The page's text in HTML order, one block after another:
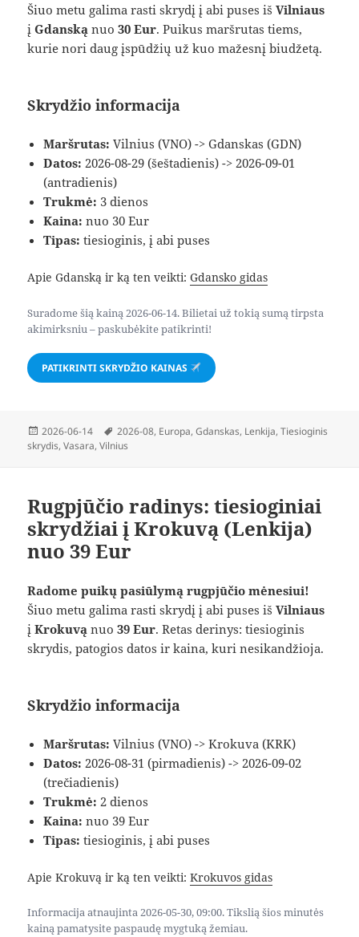
Šiuo metu galima rasti skrydį į abi puses išVilniaus
įGdanską nuo30 Eur. Puikus maršrutas tiems,
kurie nori daug įspūdžių už kuo mažesnį biudžetą.
Skrydžio informacija
Maršrutas: Vilnius (VNO) -> Gdanskas (GDN)
Datos: 2026-08-29 (šeštadienis) -> 2026-09-01
(antradienis)
Trukmė: 3 dienos
Kaina: nuo 30 Eur
Tipas: tiesioginis, į abi puses
Apie Gdanską ir ką ten veikti:Gdansko gidas
Suradome šią kainą 2026-06-14. Bilietai už tokią sumą tirpsta
akimirksniu – paskubėkite patikrinti!
PATIKRINTI SKRYDŽIO KAINAS
Paskelbta
2026-06-14 Žymos
2026-08, Europa,Gdanskas, Lenkija,Tiesioginis
skrydis,Vasara,Vilnius
Rugpjūčio radinys: tiesioginiai
skrydžiai į Krokuvą (Lenkija)
nuo 39 Eur
Radome puikų pasiūlymą rugpjūčio mėnesiui!
Šiuo metu galima rasti skrydį į abi puses išVilniaus
įKrokuvą nuo39 Eur. Retas derinys: tiesioginis
skrydis, patogios datos ir kaina, kuri nesikandžioja.
Skrydžio informacija
Maršrutas: Vilnius (VNO) -> Krokuva (KRK)
Datos: 2026-08-31 (pirmadienis) -> 2026-09-02
(trečiadienis)
Trukmė: 2 dienos
Kaina: nuo 39 Eur
Tipas: tiesioginis, į abi puses
Apie Krokuvą ir ką ten veikti:Krokuvos gidas
Informacija atnaujinta 2026-05-30, 09:00. Tikslią šios minutės
kainą pamatysite paspaudę mygtuką žemiau.